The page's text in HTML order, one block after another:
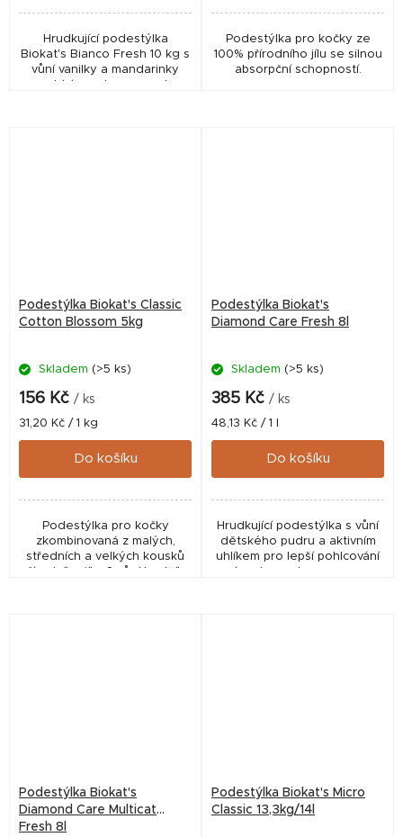
Hrudkující podestýlka
Biokat's Bianco Fresh 10 kg s
vůní vanilky a mandarinky
Podestýlka pro kočky ze
100% přírodního jílu se silnou
absorpční schopností.
Podestýlka Biokat's Classic
Cotton Blossom 5kg
Skladem (>5 ks)
156 Kč / ks
Měrná
cena:
31,20 Kč / 1 kg
Do košíku
Podestýlka pro kočky
zkombinovaná z malých,
středních a velkých kousků
Podestýlka Biokat's
Diamond Care Fresh 8l
Skladem (>5 ks)
385 Kč / ks
Měrná
cena:
48,13 Kč / 1 l
Do košíku
Hrudkující podestýlka s vůní
dětského pudru a aktivním
uhlíkem pro lepší pohlcování
Podestýlka Biokat's
Diamond Care Multicat
Fresh 8l
Podestýlka Biokat's Micro
Classic 13,3kg/14l